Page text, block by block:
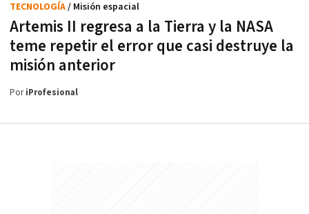
Artemis II regresa a la Tierra y la NASA
teme repetir el error que casi destruye la
misión anterior
TECNOLOGÍA/ Misión espacial
PoriProfesional